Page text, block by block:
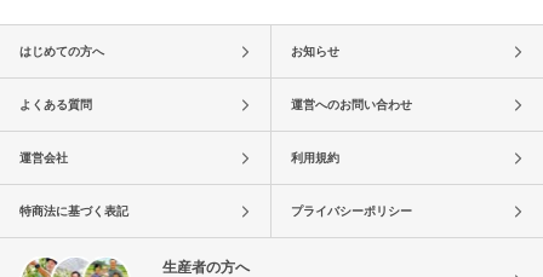
はじめての方へ お知らせ
よくある質問 運営へのお問い合わせ
運営会社 利用規約
特商法に基づく表記 プライバシーポリシー
生産者の方へ